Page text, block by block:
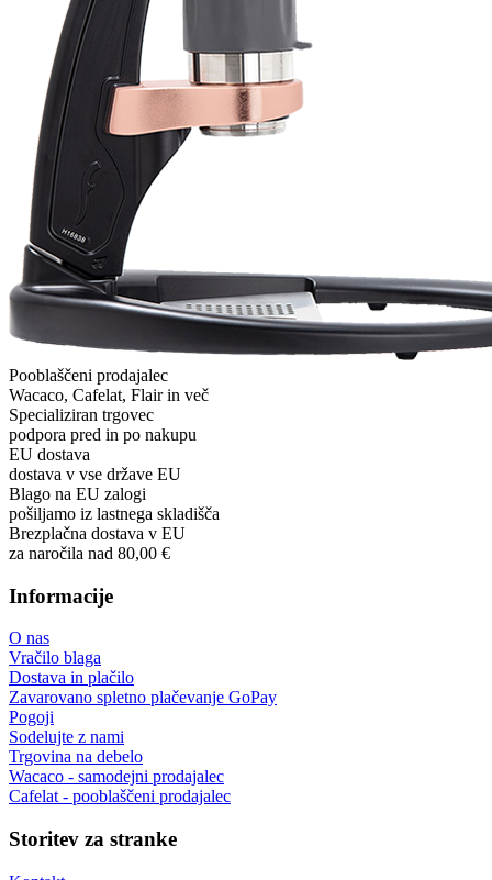
Pooblaščeni prodajalec
Wacaco, Cafelat, Flair in več
Specializiran trgovec
podpora pred in po nakupu
EU dostava
dostava v vse države EU
Blago na EU zalogi
pošiljamo iz lastnega skladišča
Brezplačna dostava v EU
za naročila nad 80,00 €
Informacije
O nas
Vračilo blaga
Dostava in plačilo
Zavarovano spletno plačevanje GoPay
Pogoji
Sodelujte z nami
Trgovina na debelo
Wacaco - samodejni prodajalec
Cafelat - pooblaščeni prodajalec
Storitev za stranke